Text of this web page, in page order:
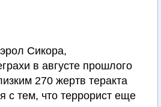
Сикора,
в августе прошлого
270 жертв теракта
с тем, что террорист еще